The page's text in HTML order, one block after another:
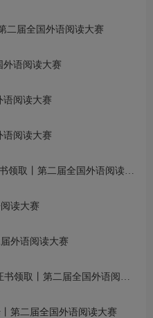
二届全国外语阅读大赛
外语阅读大赛
语阅读大赛
语阅读大赛
英语赛道第二场次奖项查询&证书领取丨第二届全国外语阅读大赛
读大赛
外语阅读大赛
英语赛道第一场次奖项查询 & 证书领取丨第二届全国外语阅读大赛
第二届全国外语阅读大赛